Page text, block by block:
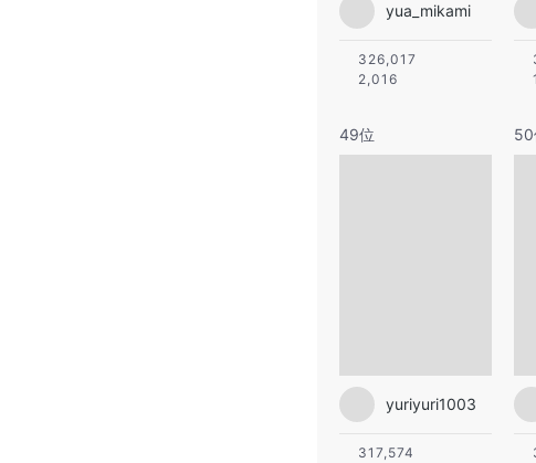
yua_mikami
326,017
2,016
49位
yuriyuri1003
317,574
50